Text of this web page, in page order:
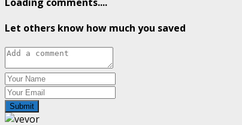
Let others know how much you saved
Submit